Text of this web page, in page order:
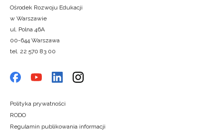
Ośrodek Rozwoju Edukacji
w Warszawie
ul. Polna 46A
00-644 Warszawa
tel. 22 570 83 00
Polityka prywatności
RODO
Regulamin publikowania informacji